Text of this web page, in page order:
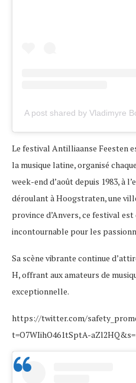
A post shared by Vladimyre
Le festival Antilliaanse Feesten
la musique latine, organisé
week-end d’août depuis 1983, à
déroulant à Hoogstraten, une
province d’Anvers, ce festival
incontournable pour les
Sa scène vibrante continue
H, offrant aux amateurs de
exceptionnelle.
https://twitter.com/
t=O7WIihO461tSptA-